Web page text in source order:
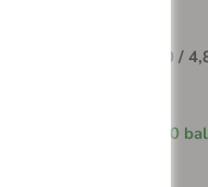
Viazacia páska 300 /
Na sklade > 1000 bal